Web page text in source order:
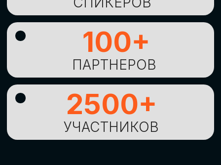
ПОДХОДОВ К ЦИФРОВОЙ
ТРАНСФОРМАЦИИ
БИЗНЕСА
ОСТАВИТЬ
ЗАЯВКУ
Оставьте заявку, наши менеджеры